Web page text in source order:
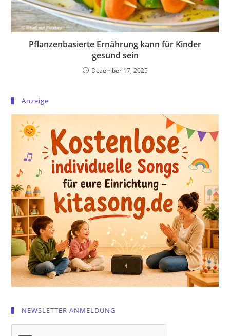
Pflanzenbasierte Ernährung kann für Kinder
gesund sein
Dezember 17, 2025
Anzeige
NEWSLETTER ANMELDUNG